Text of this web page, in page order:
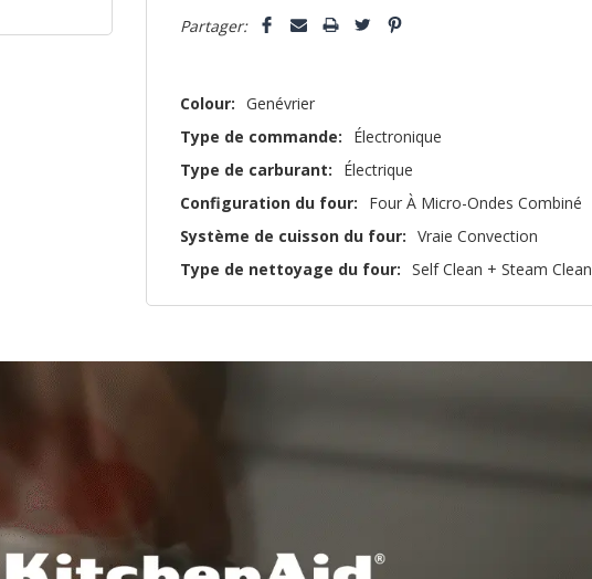
que
Partager:
Colour: Genévrier
Type de commande:
Électronique
Type de carburant:
Électrique
Configuration du four:
Four À Micro-Ondes Combiné
Système de cuisson du four: Vraie Convection
Type de nettoyage du four: Self Clean + Steam Clean